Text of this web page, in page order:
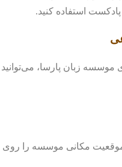
استفاده کنید.
موسسه زبان پارسا،
موقعیت مکانی موسسه را